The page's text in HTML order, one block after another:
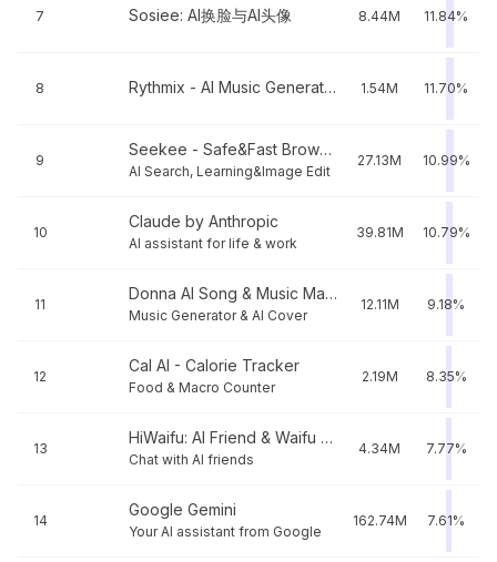
7 Sosiee: AI换脸与AI头像 8.44M 11.84%
8 Rythmix - AI Music Generator 1.54M 11.70%
9
Seekee - Safe&Fast Browser
AI Search, Learning&Image Edit
27.13M 10.99%
10
Claude by Anthropic
AI assistant for life & work
39.81M 10.79%
11
Donna AI Song & Music Maker
Music Generator & AI Cover
12.11M 9.18%
12
Cal AI - Calorie Tracker
Food & Macro Counter
2.19M 8.35%
13
HiWaifu: AI Friend & Waifu Hub
Chat with AI friends
4.34M 7.77%
14
Google Gemini
Your AI assistant from Google
162.74M 7.61%